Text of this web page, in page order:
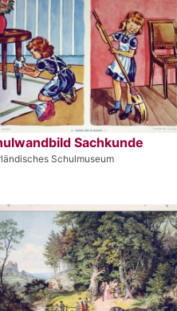
Sachkunde
Schulmuseum